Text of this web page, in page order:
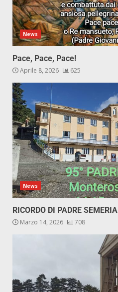
News
Pace, Pace, Pace!
Aprile 8, 2026 625
News
RICORDO DI PADRE SEMERIA
Marzo 14, 2026 708